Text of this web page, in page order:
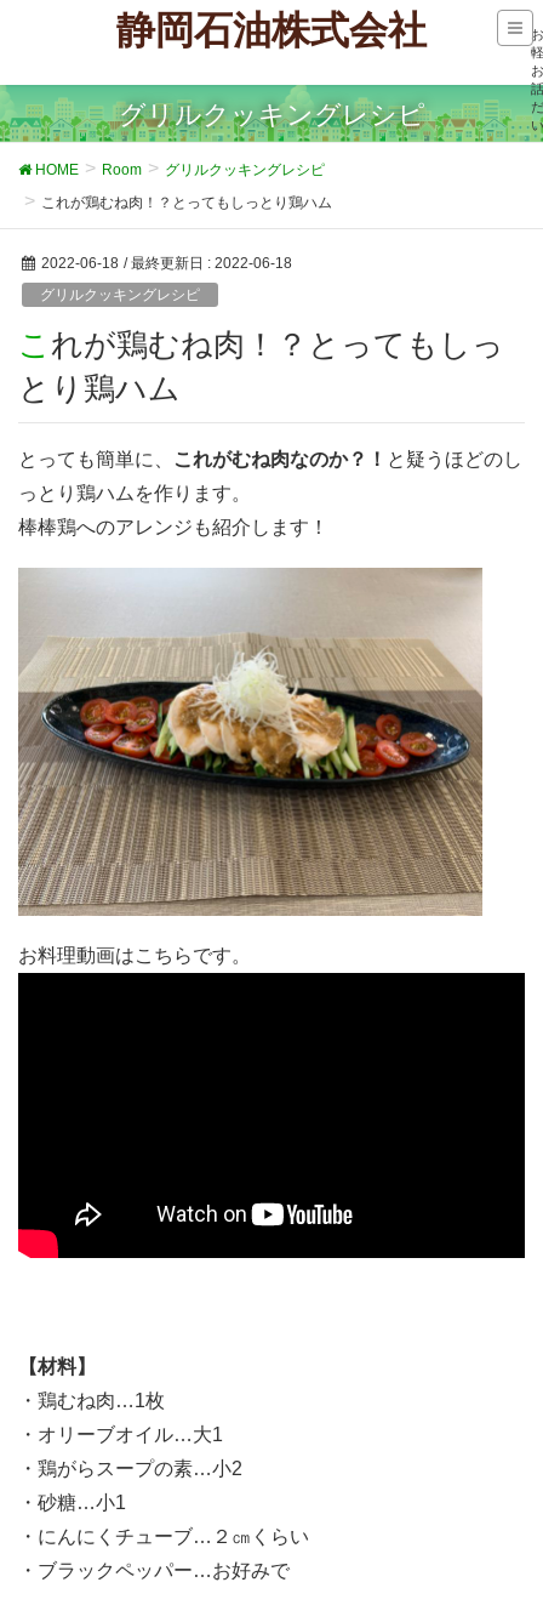
静岡石油株式会社
グリルクッキングレシピ
HOME Room
グリルクッキングレシピ
これが鶏むね肉！？とってもしっとり鶏ハム
2022-06-18 / 最終更新日 : 2022-06-18
グリルクッキングレシピ
これが鶏むね肉！？とってもしっ
とり鶏ハム
とっても簡単に、 これがむね肉なのか？！ と疑うほどのし
っとり鶏ハムを作ります。
棒棒鶏へのアレンジも紹介します！
お料理動画はこちらです。
【材料】
・鶏むね肉…1枚
・オリーブオイル…大1
・鶏がらスープの素…小2
・砂糖…小1
・にんにくチューブ…２㎝くらい
・ブラックペッパー…お好みで